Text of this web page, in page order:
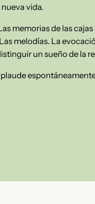
vida.
memorias de las
melodías. La
un sueño de la